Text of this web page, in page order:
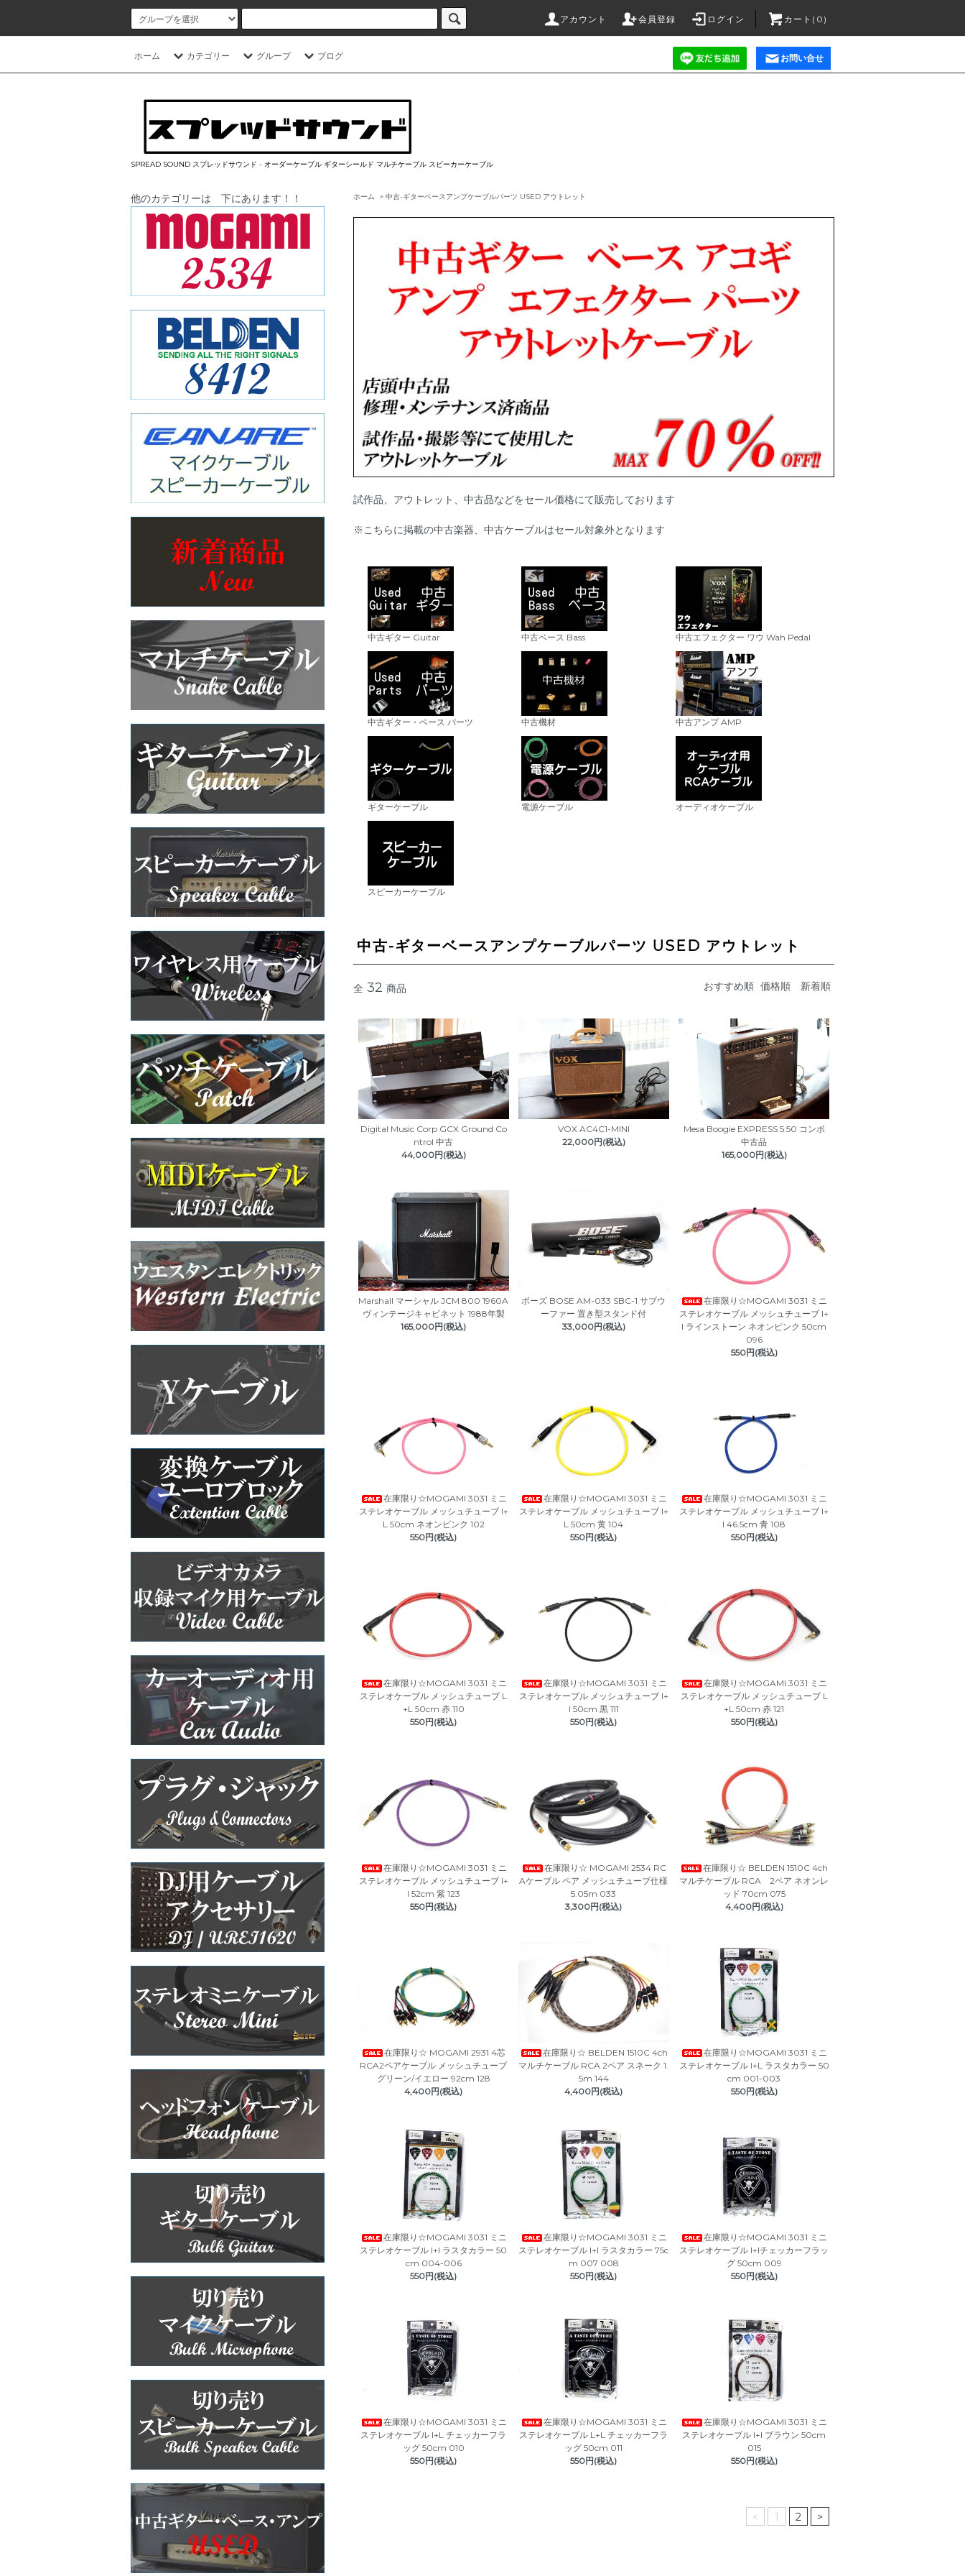
アカウント 会員登録 ログイン カート(0)
ホーム カテゴリー グループ ブログ お問い合せ
SPREAD SOUND スプレッドサウンド - オーダーケーブル ギターシールド マルチケーブル スピーカーケーブル
ホーム > 中古-ギターベースアンプケーブルパーツ USED アウトレット
試作品、アウトレット、中古品などをセール価格にて販売しております
※こちらに掲載の中古楽器、中古ケーブルはセール対象外となります
中古ギター Guitar 中古ベース Bass 中古エフェクター ワウ Wah Pedal
中古ギター・ベース パーツ 中古機材 中古アンプ AMP
ギターケーブル 電源ケーブル オーディオケーブル
スピーカーケーブル
中古-ギターベースアンプケーブルパーツ USED アウトレット
全 32 商品 おすすめ順 価格順 新着順
Digital Music Corp GCX Ground Co
ntrol 中古
44,000円(税込)
VOX AC4C1-MINI
22,000円(税込)
Mesa Boogie EXPRESS 5:50 コンボ
中古品
165,000円(税込)
Marshall マーシャル JCM 800 1960A
ヴィンテージキャビネット 1988年製
165,000円(税込)
ボーズ BOSE AM-033 SBC-1 サブウ
ーファー 置き型スタンド付
33,000円(税込)
在庫限り☆MOGAMI 3031 ミニ
ステレオケーブル メッシュチューブ I+
I ラインストーン ネオンピンク 50cm
096
550円(税込)
在庫限り☆MOGAMI 3031 ミニ
ステレオケーブル メッシュチューブ I+
L 50cm ネオンピンク 102
550円(税込)
在庫限り☆MOGAMI 3031 ミニ
ステレオケーブル メッシュチューブ I+
L 50cm 黄 104
550円(税込)
在庫限り☆MOGAMI 3031 ミニ
ステレオケーブル メッシュチューブ I+
I 46.5cm 青 108
550円(税込)
在庫限り☆MOGAMI 3031 ミニ
ステレオケーブル メッシュチューブ L
+L 50cm 赤 110
550円(税込)
在庫限り☆MOGAMI 3031 ミニ
ステレオケーブル メッシュチューブ I+
I 50cm 黒 111
550円(税込)
在庫限り☆MOGAMI 3031 ミニ
ステレオケーブル メッシュチューブ L
+L 50cm 赤 121
550円(税込)
在庫限り☆MOGAMI 3031 ミニ
ステレオケーブル メッシュチューブ I+
I 52cm 紫 123
550円(税込)
在庫限り☆ MOGAMI 2534 RC
Aケーブル ペア メッシュチューブ仕様
5.05m 033
3,300円(税込)
在庫限り☆ BELDEN 1510C 4ch
マルチケーブル RCA 2ペア ネオンレ
ッド 70cm 075
4,400円(税込)
在庫限り☆ MOGAMI 2931 4芯
RCA2ペアケーブル メッシュチューブ
グリーン/イエロー 92cm 128
4,400円(税込)
在庫限り☆ BELDEN 1510C 4ch
マルチケーブル RCA 2ペア スネーク 1.
5m 144
4,400円(税込)
在庫限り☆MOGAMI 3031 ミニ
ステレオケーブル I+L ラスタカラー 50
cm 001-003
550円(税込)
在庫限り☆MOGAMI 3031 ミニ
ステレオケーブル I+I ラスタカラー 50
cm 004-006
550円(税込)
在庫限り☆MOGAMI 3031 ミニ
ステレオケーブル I+I ラスタカラー 75c
m 007 008
550円(税込)
在庫限り☆MOGAMI 3031 ミニ
ステレオケーブル I+Iチェッカーフラッ
グ 50cm 009
550円(税込)
在庫限り☆MOGAMI 3031 ミニ
ステレオケーブル I+L チェッカーフラ
ッグ 50cm 010
550円(税込)
在庫限り☆MOGAMI 3031 ミニ
ステレオケーブル L+L チェッカーフラ
ッグ 50cm 011
550円(税込)
在庫限り☆MOGAMI 3031 ミニ
ステレオケーブル I+I ブラウン 50cm
015
550円(税込)
< 1 2 >
他のカテゴリーは 下にあります！！